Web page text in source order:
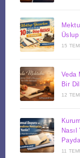
15
Veda
Bir
12
11